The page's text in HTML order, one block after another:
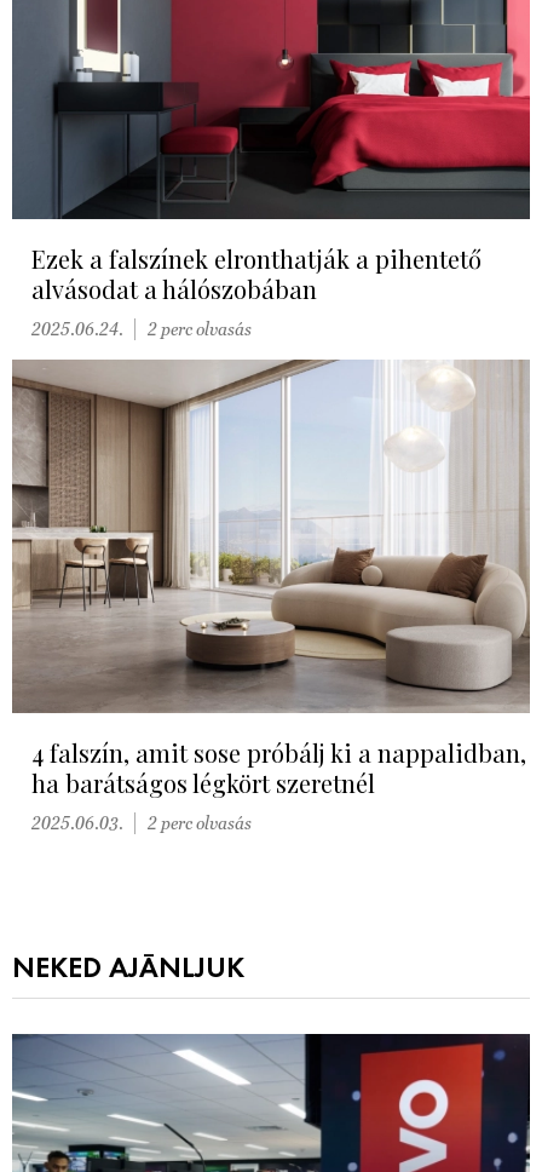
Ezek a falszínek elronthatják a pihentető
alvásodat a hálószobában
2025.06.24. 2 perc olvasás
4 falszín, amit sose próbálj ki a nappalidban,
ha barátságos légkört szeretnél
2025.06.03. 2 perc olvasás
NEKED AJÁNLJUK